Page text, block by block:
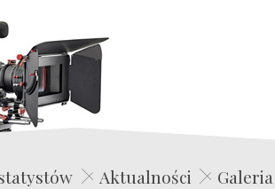
Edwin Film Agencja Aktorska
Aktualności
Galeria